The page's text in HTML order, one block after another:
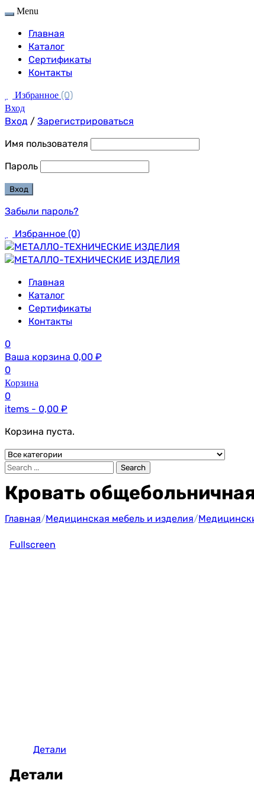
Menu
Главная
Каталог
Сертификаты
Контакты
Избранное (0)
Вход
Вход / Зарегистрироваться
Имя пользователя
Пароль
Забыли пароль?
Избранное (0)
Главная
Каталог
Сертификаты
Контакты
0
Ваша корзина 0,00 ₽
0
Корзина
0
items - 0,00 ₽
Корзина пуста.
Search
Кровать
Главная/Медицинская мебель и изделия/
Fullscreen
Детали
Детали